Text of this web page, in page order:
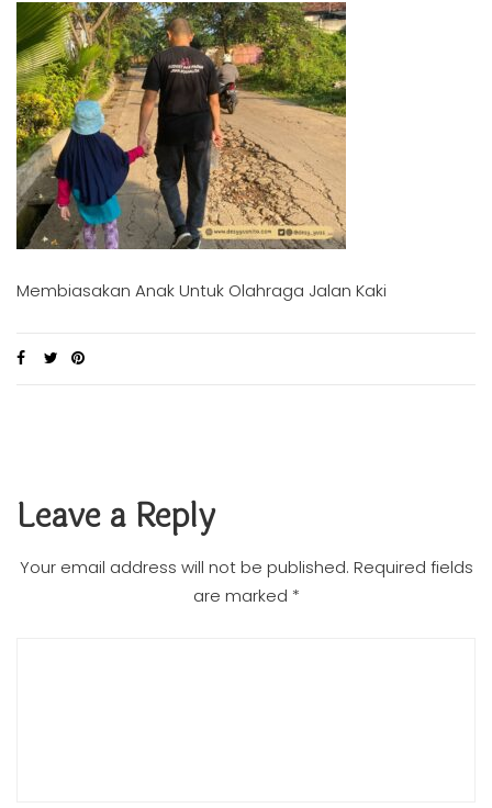
Membiasakan Anak Untuk Olahraga Jalan Kaki
Leave a Reply
Your email address will not be published. Required fields
are marked *